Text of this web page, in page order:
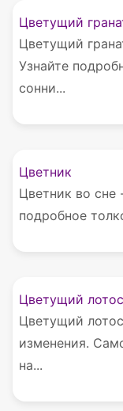
Цветущий
Цветущий
Узнайте
сонни...
Цветник
Цветник во сне
подробное
Цветущий лотос
Цветущий
изменения.
на...